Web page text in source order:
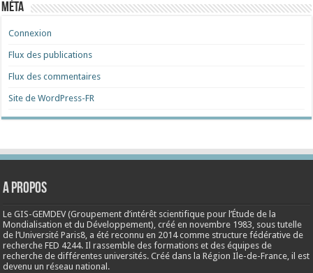
Méta
Connexion
Flux des publications
Flux des commentaires
Site de WordPress-FR
A propos
Le GIS-GEMDEV (Groupement d’intérêt scientifique pour l’Étude de la
Mondialisation et du Développement), créé ennovembre 1983, sous tutelle
de l’Université Paris8, a été reconnu en 2014 comme structure fédérative de
recherche FED 4244. Il rassemble des formations et des équipes de
recherche de différentes universités. Créé dans la Région Ile-de-France, il est
devenu un réseau national.